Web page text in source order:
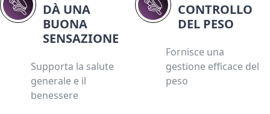
DÀ UNA
BUONA
SENSAZIONE
Supporta la salute
generale e il
benessere
CONTROLLO
DEL PESO
Fornisce una
gestione efficace del
peso